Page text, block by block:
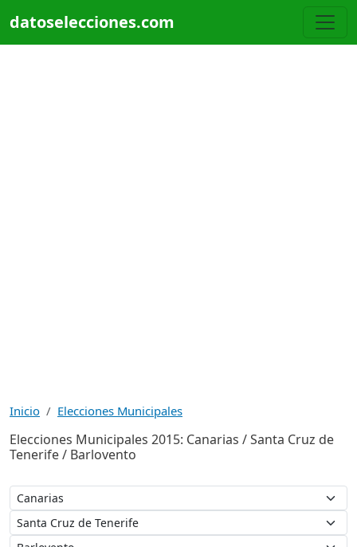
datoselecciones.com
Inicio Elecciones Municipales
Elecciones Municipales 2015: Canarias / Santa Cruz de
Tenerife / Barlovento